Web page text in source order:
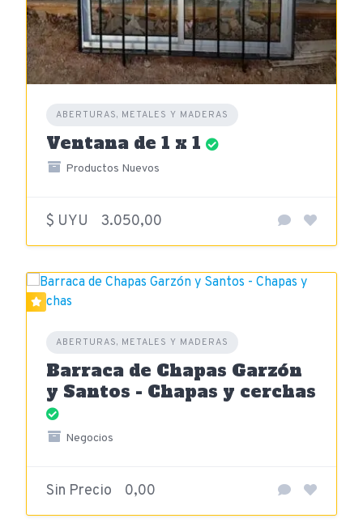
ABERTURAS, METALES Y MADERAS
Ventana de 1 x 1
Productos Nuevos
$ UYU 3.050,00
ABERTURAS, METALES Y MADERAS
Barraca de Chapas Garzón
y Santos - Chapas y cerchas
Negocios
Sin Precio 0,00